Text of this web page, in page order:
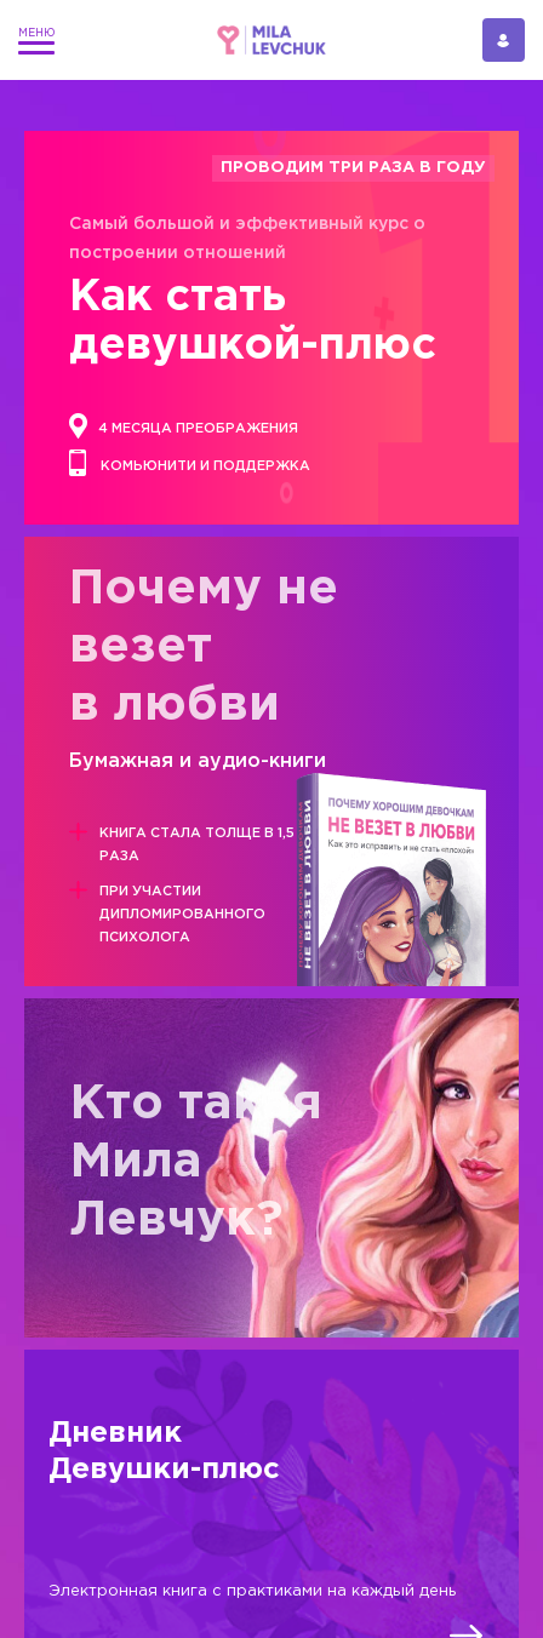
ПРОВОДИМ ТРИ РАЗА В ГОДУ
Самый большой и эффективный курс о
построении отношений
Как стать
девушкой-плюс
4 МЕСЯЦА ПРЕОБРАЖЕНИЯ
КОМЬЮНИТИ И ПОДДЕРЖКА
Почему не
везет
в любви
Бумажная и аудио-книги
КНИГА СТАЛА ТОЛЩЕ В 1,5
РАЗА
ПРИ УЧАСТИИ
ДИПЛОМИРОВАННОГО
ПСИХОЛОГА
Кто такая
Мила
Левчук?
Дневник
Девушки-плюс
Электронная книга с практиками на каждый день